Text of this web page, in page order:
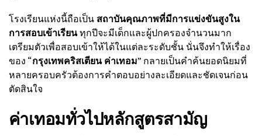
โรงเรียนแห่งนี้ถือเป็น สถาบันคุณภาพที่มีการแข่งขันสูงใน
การสอบเข้าเรียนทุกปีจะมีเด็กและผู้ปกครองจำนวนมาก
เตรียมตัวเพื่อสอบเข้าให้ได้ในแต่ละระดับชั้น นั่นจึงทำให้เรื่อง
ของ “กรุงเทพคริสเตียน ค่าเทอม” กลายเป็นคำค้นยอดนิยมที่
หลายครอบครัวต้องการคำตอบอย่างละเอียดและชัดเจนก่อน
ตัดสินใจ
ค่าเทอมทั่วไปหลักสูตรสามัญ